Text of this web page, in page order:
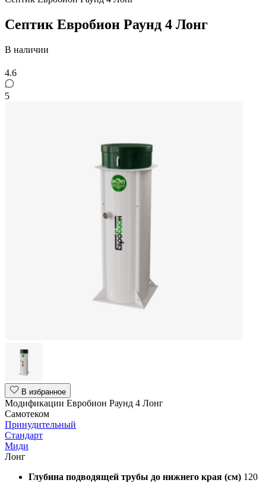
Септик Евробион Раунд 4 Лонг
В наличии
4.6
5
В избранное
Модификации Евробион Раунд 4 Лонг
Самотеком
Принудительный
Стандарт
Миди
Лонг
Глубина подводящей трубы до нижнего края (см) 120